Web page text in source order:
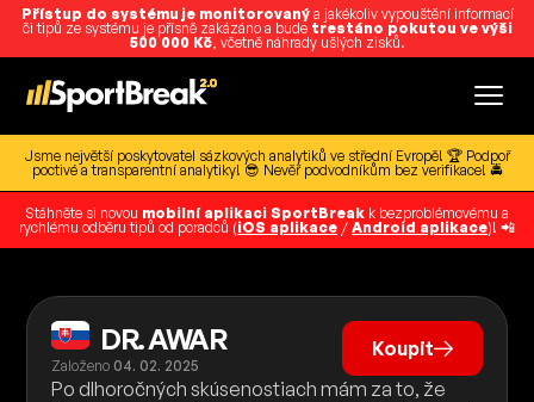
Přístup do systému je monitorovanýa jakékoliv vypouštění informací
či tipů ze systému je přísně zakázáno a bude trestáno pokutou ve výši
500 000 Kč, včetně náhrady ušlých zisků.
Jsme největší poskytovatel sázkových analytiků ve střední Evropě! 🏆 Podpoř
poctivé a transparentní analytiky! 😎 Nevěř podvodníkům bez verifikace! 🚔
Stáhněte si novou mobilní aplikaci SportBreak k bezproblémovému a
rychlému odběru tipů od poradců (iOS aplikace / Android aplikace)! 📲
DR. AWAR
Založeno 04. 02. 2025
Koupit
Po dlhoročných skúsenostiach mám za to, že